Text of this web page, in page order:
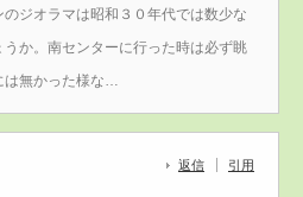
ジオラマは昭和３０年代では数少な
か。南センターに行った時は必ず眺
は無かった様な…
返信 引用